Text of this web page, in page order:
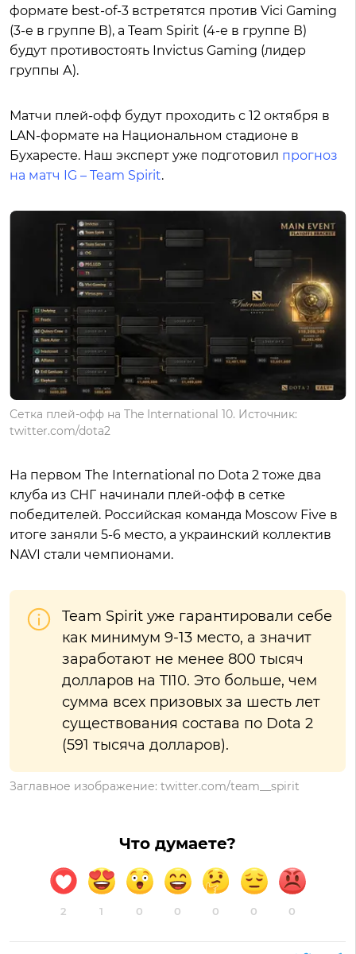
формате best-of-3 встретятся против Vici Gaming
(3-е в группе В), а Team Spirit (4-е в группе В)
будут противостоять Invictus Gaming (лидер
группы А).
Матчи плей-офф будут проходить с 12 октября в
LAN-формате на Национальном стадионе в
Бухаресте. Наш эксперт уже подготовил прогноз
на матч IG – Team Spirit.
Сетка плей-офф на The International 10. Источник:
twitter.com/dota2
На первом The International по Dota 2 тоже два
клуба из СНГ начинали плей-офф в сетке
победителей. Российская команда Moscow Five в
итоге заняли 5-6 место, а украинский коллектив
NAVI стали чемпионами.
Team Spirit уже гарантировали себе
как минимум 9-13 место, а значит
заработают не менее 800 тысяч
долларов на TI10. Это больше, чем
сумма всех призовых за шесть лет
существования состава по Dota 2
(591 тысяча долларов).
Заглавное изображение: twitter.com/team__spirit
Что думаете?
2 1 0 0 0 0 0